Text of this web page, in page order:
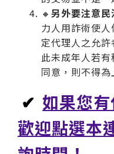
🔸 另外要注意
力人用詐術使
定代理人之允
此未成年人若
同意，則不得為
✔ 如果您有
歡迎點選本